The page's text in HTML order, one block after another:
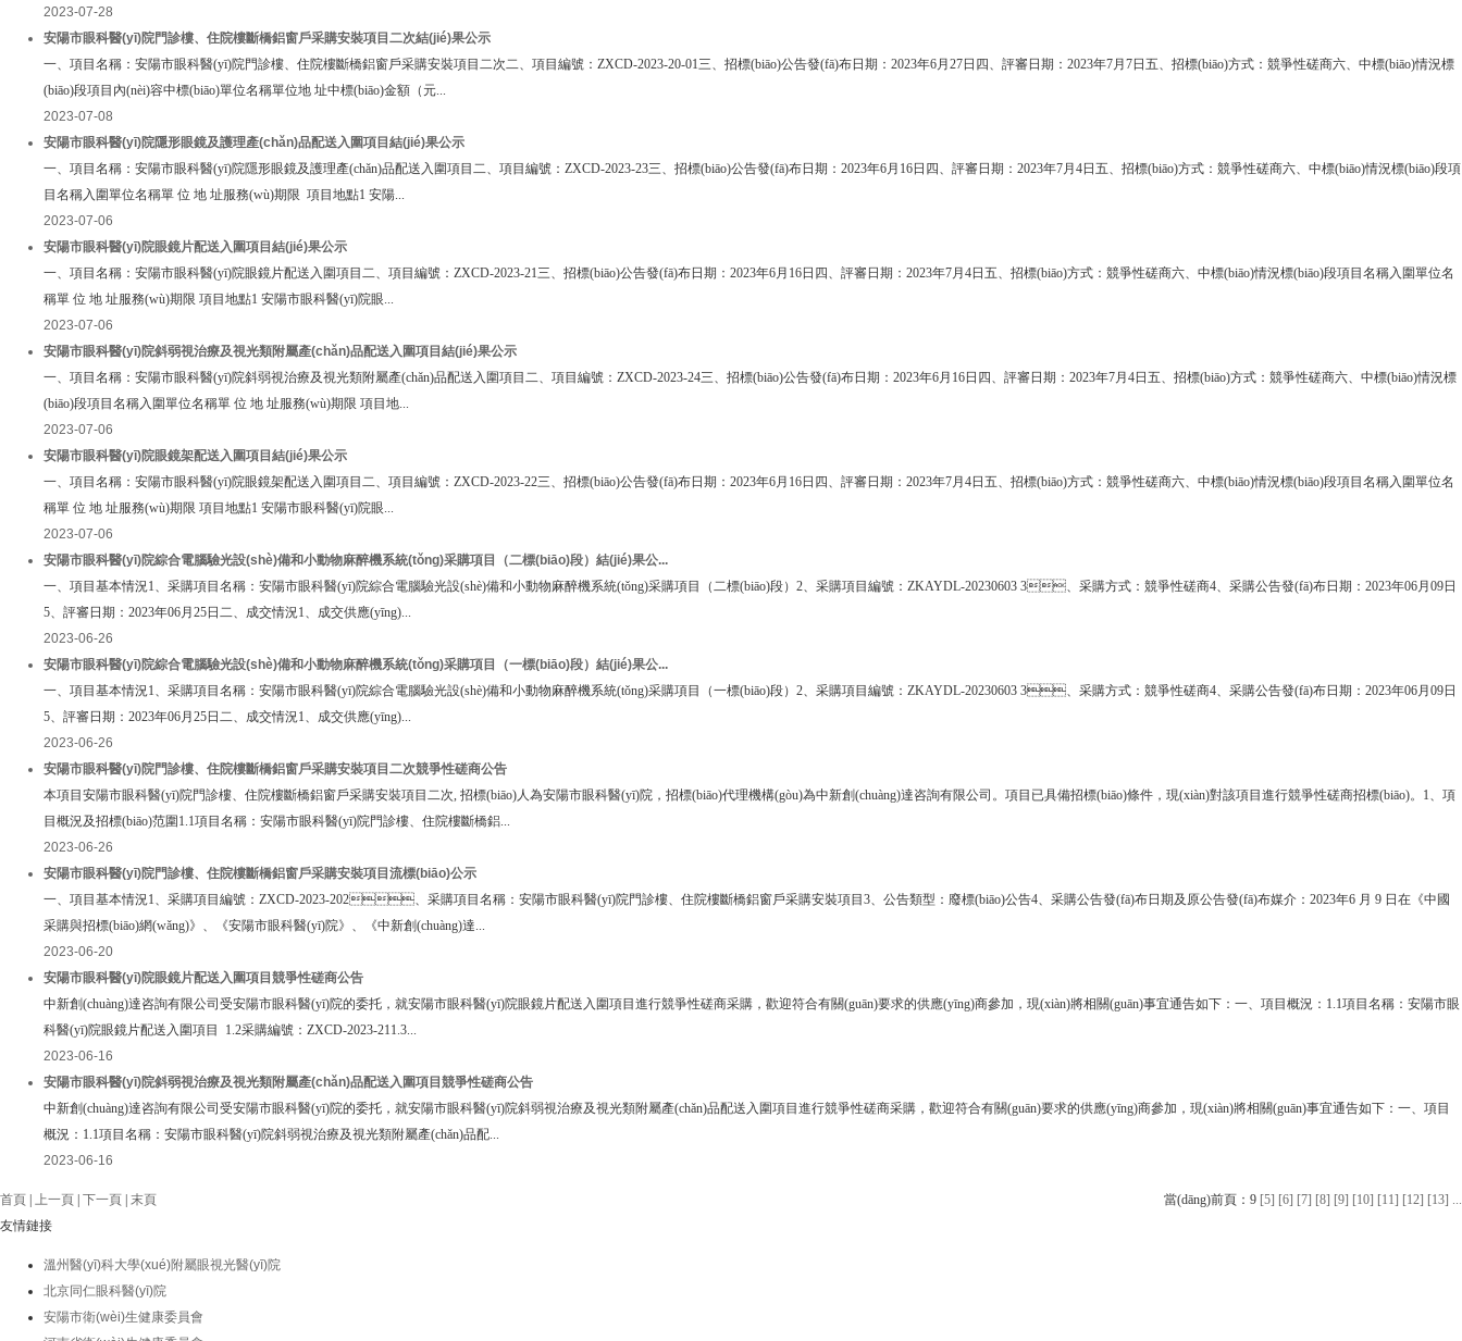
2023-07-28
安陽市眼科醫(yī)院門診樓、住院樓斷橋鋁窗戶采購安裝項目二次結(jié)果公示
一、項目名稱：安陽市眼科醫(yī)院門診樓、住院樓斷橋鋁窗戶采購安裝項目二次二、項目編號：ZXCD-2023-20-01三、招標(biāo)公告發(fā)布日期：2023年6月27日四、評審日期：2023年7月7日五、招標(biāo)方式：競爭性磋商六、中標(biāo)情況標
(biāo)段項目內(nèi)容中標(biāo)單位名稱單位地 址中標(biāo)金額（元...
2023-07-08
安陽市眼科醫(yī)院隱形眼鏡及護理產(chǎn)品配送入圍項目結(jié)果公示
一、項目名稱：安陽市眼科醫(yī)院隱形眼鏡及護理產(chǎn)品配送入圍項目二、項目編號：ZXCD-2023-23三、招標(biāo)公告發(fā)布日期：2023年6月16日四、評審日期：2023年7月4日五、招標(biāo)方式：競爭性磋商六、中標(biāo)情況標(biāo)段項
目名稱入圍單位名稱單 位 地 址服務(wù)期限 項目地點1 安陽...
2023-07-06
安陽市眼科醫(yī)院眼鏡片配送入圍項目結(jié)果公示
一、項目名稱：安陽市眼科醫(yī)院眼鏡片配送入圍項目二、項目編號：ZXCD-2023-21三、招標(biāo)公告發(fā)布日期：2023年6月16日四、評審日期：2023年7月4日五、招標(biāo)方式：競爭性磋商六、中標(biāo)情況標(biāo)段項目名稱入圍單位名
稱單 位 地 址服務(wù)期限 項目地點1 安陽市眼科醫(yī)院眼...
2023-07-06
安陽市眼科醫(yī)院斜弱視治療及視光類附屬產(chǎn)品配送入圍項目結(jié)果公示
一、項目名稱：安陽市眼科醫(yī)院斜弱視治療及視光類附屬產(chǎn)品配送入圍項目二、項目編號：ZXCD-2023-24三、招標(biāo)公告發(fā)布日期：2023年6月16日四、評審日期：2023年7月4日五、招標(biāo)方式：競爭性磋商六、中標(biāo)情況標
(biāo)段項目名稱入圍單位名稱單 位 地 址服務(wù)期限 項目地...
2023-07-06
安陽市眼科醫(yī)院眼鏡架配送入圍項目結(jié)果公示
一、項目名稱：安陽市眼科醫(yī)院眼鏡架配送入圍項目二、項目編號：ZXCD-2023-22三、招標(biāo)公告發(fā)布日期：2023年6月16日四、評審日期：2023年7月4日五、招標(biāo)方式：競爭性磋商六、中標(biāo)情況標(biāo)段項目名稱入圍單位名
稱單 位 地 址服務(wù)期限 項目地點1 安陽市眼科醫(yī)院眼...
2023-07-06
安陽市眼科醫(yī)院綜合電腦驗光設(shè)備和小動物麻醉機系統(tǒng)采購項目（二標(biāo)段）結(jié)果公...
一、項目基本情況1、采購項目名稱：安陽市眼科醫(yī)院綜合電腦驗光設(shè)備和小動物麻醉機系統(tǒng)采購項目（二標(biāo)段）2、采購項目編號：ZKAYDL-20230603 3、采購方式：競爭性磋商4、采購公告發(fā)布日期：2023年06月09日
5、評審日期：2023年06月25日二、成交情況1、成交供應(yīng)...
2023-06-26
安陽市眼科醫(yī)院綜合電腦驗光設(shè)備和小動物麻醉機系統(tǒng)采購項目（一標(biāo)段）結(jié)果公...
一、項目基本情況1、采購項目名稱：安陽市眼科醫(yī)院綜合電腦驗光設(shè)備和小動物麻醉機系統(tǒng)采購項目（一標(biāo)段）2、采購項目編號：ZKAYDL-20230603 3、采購方式：競爭性磋商4、采購公告發(fā)布日期：2023年06月09日
5、評審日期：2023年06月25日二、成交情況1、成交供應(yīng)...
2023-06-26
安陽市眼科醫(yī)院門診樓、住院樓斷橋鋁窗戶采購安裝項目二次競爭性磋商公告
本項目安陽市眼科醫(yī)院門診樓、住院樓斷橋鋁窗戶采購安裝項目二次, 招標(biāo)人為安陽市眼科醫(yī)院，招標(biāo)代理機構(gòu)為中新創(chuàng)達咨詢有限公司。項目已具備招標(biāo)條件，現(xiàn)對該項目進行競爭性磋商招標(biāo)。1、項
目概況及招標(biāo)范圍1.1項目名稱：安陽市眼科醫(yī)院門診樓、住院樓斷橋鋁...
2023-06-26
安陽市眼科醫(yī)院門診樓、住院樓斷橋鋁窗戶采購安裝項目流標(biāo)公示
一、項目基本情況1、采購項目編號：ZXCD-2023-202、采購項目名稱：安陽市眼科醫(yī)院門診樓、住院樓斷橋鋁窗戶采購安裝項目3、公告類型：廢標(biāo)公告4、采購公告發(fā)布日期及原公告發(fā)布媒介：2023年6 月 9 日在《中國
采購與招標(biāo)網(wǎng)》、《安陽市眼科醫(yī)院》、《中新創(chuàng)達...
2023-06-20
安陽市眼科醫(yī)院眼鏡片配送入圍項目競爭性磋商公告
中新創(chuàng)達咨詢有限公司受安陽市眼科醫(yī)院的委托，就安陽市眼科醫(yī)院眼鏡片配送入圍項目進行競爭性磋商采購，歡迎符合有關(guān)要求的供應(yīng)商參加，現(xiàn)將相關(guān)事宜通告如下：一、項目概況：1.1項目名稱：安陽市眼
科醫(yī)院眼鏡片配送入圍項目 1.2采購編號：ZXCD-2023-211.3...
2023-06-16
安陽市眼科醫(yī)院斜弱視治療及視光類附屬產(chǎn)品配送入圍項目競爭性磋商公告
中新創(chuàng)達咨詢有限公司受安陽市眼科醫(yī)院的委托，就安陽市眼科醫(yī)院斜弱視治療及視光類附屬產(chǎn)品配送入圍項目進行競爭性磋商采購，歡迎符合有關(guān)要求的供應(yīng)商參加，現(xiàn)將相關(guān)事宜通告如下：一、項目
概況：1.1項目名稱：安陽市眼科醫(yī)院斜弱視治療及視光類附屬產(chǎn)品配...
2023-06-16
首頁 上一頁 下一頁 末頁 當(dāng)前頁：9 [5] [6] [7] [8] [9] [10] [11] [12] [13] ...
友情鏈接
溫州醫(yī)科大學(xué)附屬眼視光醫(yī)院
北京同仁眼科醫(yī)院
安陽市衛(wèi)生健康委員會